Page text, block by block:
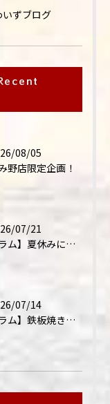
ずブログ
08/05
野店限定企画！
07/21
【コラム】夏休みに家族外食が増える理由
07/14
【コラム】鉄板焼きが"コミュニケーション飯"と呼ばれる理由